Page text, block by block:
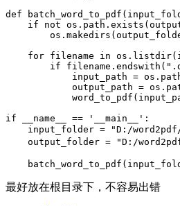
def
if not
for filename in
if
input_path =
output_path =
if __name__ == '__main__':
input_folder = "D:/word2pdf/
output_folder = "D:/
最好放在根目录下，不容易出错